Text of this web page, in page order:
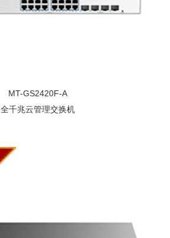
MT-GS2420F-A
全千兆云管理交换机